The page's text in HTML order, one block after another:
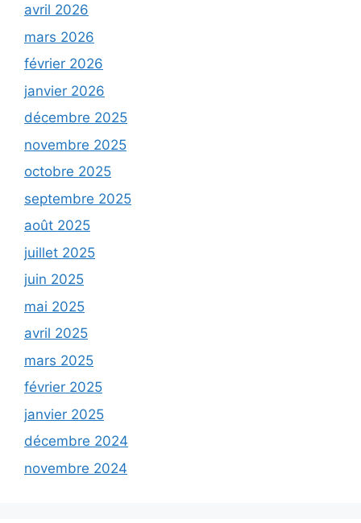
avril 2026
mars 2026
février 2026
janvier 2026
décembre 2025
novembre 2025
octobre 2025
septembre 2025
août 2025
juillet 2025
juin 2025
mai 2025
avril 2025
mars 2025
février 2025
janvier 2025
décembre 2024
novembre 2024